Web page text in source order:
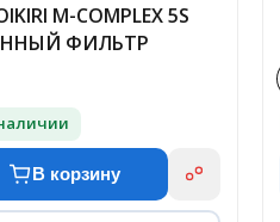
M-COMPLEX 5S
ФИЛЬТР
В корзину